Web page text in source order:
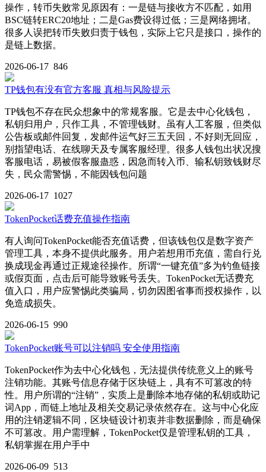
操作，转币失败常见原因有：一是链与接收方不匹配，如用
BSC链转ERC20地址；二是Gas费设得过低；三是网络拥堵。
很多人误把转币失败归责于钱包，实际上它只是接口，操作的
是链上数据。
2026-06-17 846
TP钱包有没有官方客服 真相与风险提示
TP钱包不存在民众想象中的常规客服。它是去中心化钱包，
私钥归用户，只作工具，不管理钱财。虽有人工客服，但类似
公告板或邮件回复，发邮件运气好三五天回，不好则无回应，
别指望电话、在线聊天及专属客服经理。很多人钱包出状况搜
客服电话，易被假客服蛊惑，因急而转入币、输私钥致钱财尽
失，民众需警惕，不能因钱包问题
2026-06-17 1027
TokenPocket话费充值操作指南
有人询问TokenPocket能否充值话费，但该钱包仅是数字资产
管理工具，本身不提供此服务。用户若想用币充值，需自行兑
换成现金再通过正规途径操作。所谓“一键充值”多为钓鱼链接
或假页面，点击后可能导致账号丢失。TokenPocket无话费充
值入口，用户应警惕此类骗局，切勿因图省事而授权操作，以
免造成损失。
2026-06-15 990
TokenPocket账号可以注销吗 安全使用指南
TokenPocket作为去中心化钱包，无法提供传统意义上的账号
注销功能。其账号信息存储于区块链上，具有不可篡改的特
性。用户所谓的“注销”，实质上是删除本地存储的私钥或助记
词App，而链上地址及相关交易记录依然存在。这与中心化应
用的注销逻辑不同，区块链设计初衷并非数据删除，而是确保
不可篡改。用户需理解，TokenPocket仅是管理私钥的工具，
私钥掌握在用户手中
2026-06-09 513